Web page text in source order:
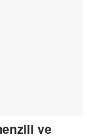
ve